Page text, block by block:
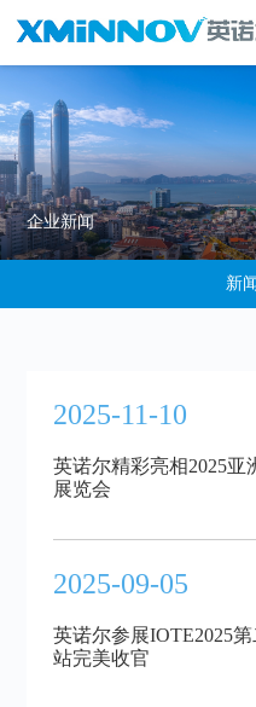
企业新闻
新
2025-11-10
英诺尔精彩亮相2025
展览会
2025-09-05
英诺尔参展IOTE2025
站完美收官